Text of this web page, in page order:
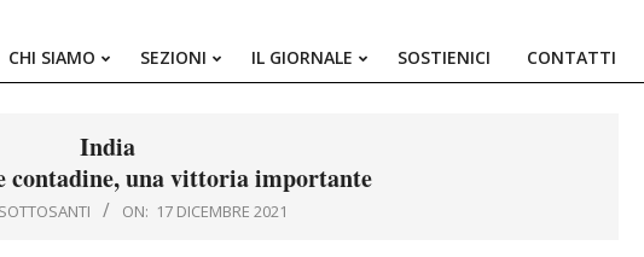
Primary
CHI SIAMO SEZIONI IL GIORNALE SOSTIENICI CONTATTI
India
contadine, una vittoria importante
ON: 17 DICEMBRE 2021